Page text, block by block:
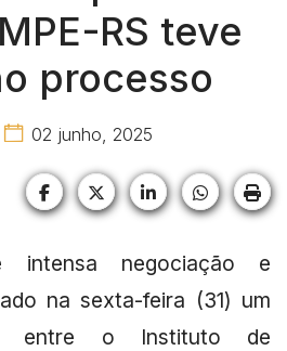
RS teve
processo
02 junho, 2025
FacebookX (formerly Twitter)
LinkedIn
intensa negociação e
na sexta-feira (31) um
entre o Instituto de